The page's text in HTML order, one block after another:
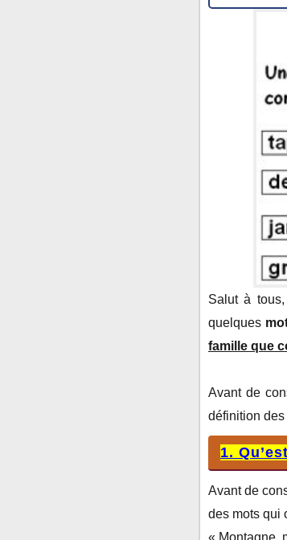
1.
Les
Salut à
quelques
famille que
Avant de
définition
1.
Avant de
des mots qui
« Montagne,